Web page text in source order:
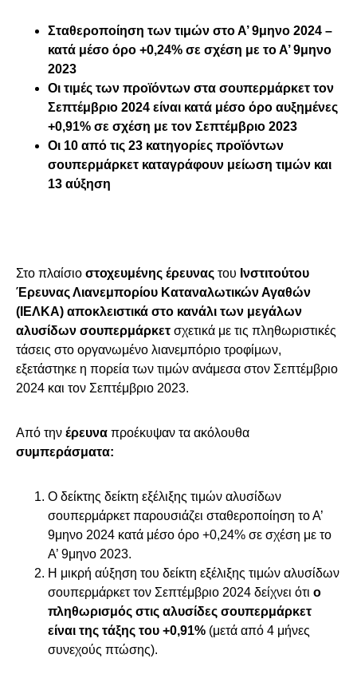
Σταθεροποίηση των τιμών στο Α’ 9μηνο 2024 –
κατά μέσο όρο +0,24% σε σχέση με το Α’ 9μηνο
2023
Οι τιμές των προϊόντων στα σουπερμάρκετ τον
Σεπτέμβριο 2024 είναι κατά μέσο όρο αυξημένες
+0,91% σε σχέση με τον Σεπτέμβριο 2023
Οι 10 από τις 23 κατηγορίες προϊόντων
σουπερμάρκετ καταγράφουν μείωση τιμών και
13 αύξηση
Στο πλαίσιο στοχευμένης έρευνας του Ινστιτούτου
Έρευνας Λιανεμπορίου Καταναλωτικών Αγαθών
(ΙΕΛΚΑ) αποκλειστικά στο κανάλι των μεγάλων
αλυσίδων σουπερμάρκετ σχετικά με τις πληθωριστικές
τάσεις στο οργανωμένο λιανεμπόριο τροφίμων,
εξετάστηκε η πορεία των τιμών ανάμεσα στον Σεπτέμβριο
2024 και τον Σεπτέμβριο 2023.
Από την έρευνα προέκυψαν τα ακόλουθα
συμπεράσματα:
Ο δείκτης δείκτη εξέλιξης τιμών αλυσίδων
σουπερμάρκετ παρουσιάζει σταθεροποίηση το Α’
9μηνο 2024 κατά μέσο όρο +0,24% σε σχέση με το
Α’ 9μηνο 2023.
Η μικρή αύξηση του δείκτη εξέλιξης τιμών αλυσίδων
σουπερμάρκετ τον Σεπτέμβριο 2024 δείχνει ότι ο
πληθωρισμός στις αλυσίδες σουπερμάρκετ
είναι της τάξης του +0,91% (μετά από 4 μήνες
συνεχούς πτώσης).